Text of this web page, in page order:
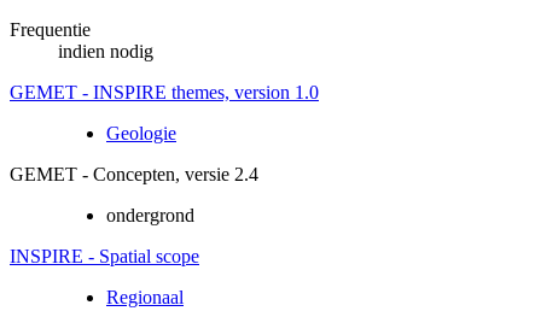
Frequentie
indien nodig
GEMET - INSPIRE themes, version 1.0
Geologie
GEMET - Concepten, versie 2.4
ondergrond
INSPIRE - Spatial scope
Regionaal